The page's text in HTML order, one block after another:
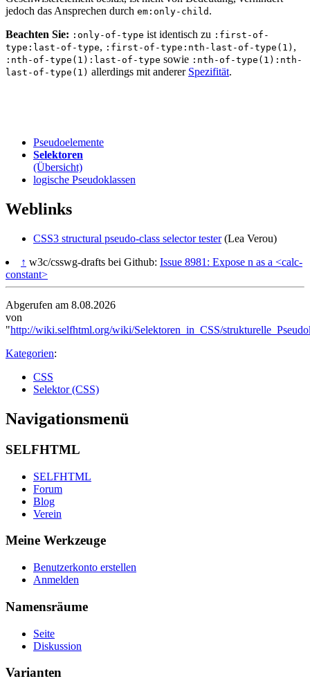
jedoch das Ansprechen durch em:only-child .
Beachten Sie: :only-of-type ist identisch zu :first-of-
type:last-of-type, :first-of-type:nth-last-of-type(1) ,
:nth-of-type(1):last-of-type sowie :nth-of-type(1):nth-
last-of-type(1) allerdings mit anderer Spezifität.
Pseudoelemente
Selektoren
(Übersicht)
logische Pseudoklassen
Weblinks
CSS3 structural pseudo-class selector tester(Lea Verou)
↑ w3c/csswg-drafts bei Github: Issue 8981: Expose n as a <calc-
constant>
Abgerufen am 8.08.2026
von
"http://wiki.selfhtml.org/wiki/Selektoren_in_CSS/
Kategorien:
CSS
Selektor (CSS)
Navigationsmenü
SELFHTML
SELFHTML
Forum
Blog
Verein
Meine Werkzeuge
Benutzerkonto erstellen
Anmelden
Namensräume
Seite
Diskussion
Varianten